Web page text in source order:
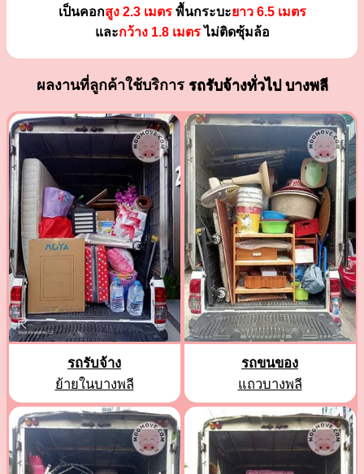
เป็นคอกสูง 2.3 เมตรพื้นกระบะยาว 6.5 เมตร
และกว้าง 1.8 เมตรไม่ติดซุ้มล้อ
ผลงานที่ลูกค้าใช้บริการ รถรับจ้างทั่วไป บางพลี
รถรับจ้าง
ย้ายในบางพลี
รถขนของ
แถวบางพลี